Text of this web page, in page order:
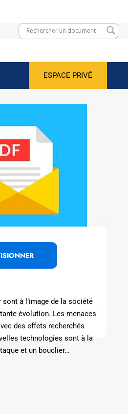
ESPACE PRIVÉ
sont à l’image de la société
évolution. Les menaces
des effets recherchés
technologies sont à la
et un bouclier…